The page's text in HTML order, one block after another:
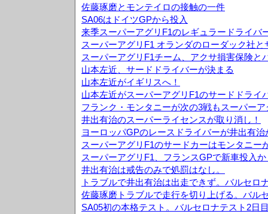
佐藤琢磨とモンテイロの接触の一件
SA06はドイツGPから投入
来季スーパーアグリF1のレギュラードライバ
スーパーアグリF1 オランダのローダック社
スーパーアグリF1チーム、アクサ損害保険と
山本左近、サードドライバーが決まる
山本左近がイギリスへ！
山本左近がスーパーアグリF1のサードドライ
フランク・モンタニーが次の3戦もスーパー
井出有治のスーパーライセンスが取り消し！
ヨーロッパGPのレースドライバーが井出有
スーパーアグリF1のサードカーはモンタニー
スーパーアグリF1、フランスGPで新車投入か
井出有治は戒告のみで処罰はなし。
トラブルで井出有治は出走できず。バルセロ
佐藤琢磨トラブルで走行を切り上げる。バル
SA05初の本格テスト。バルセロナテスト2日